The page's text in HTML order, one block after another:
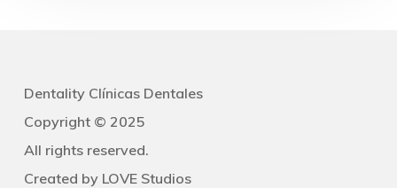
Dentality Clínicas Dentales
Copyright © 2025
All rights reserved.
Created by LOVE Studios